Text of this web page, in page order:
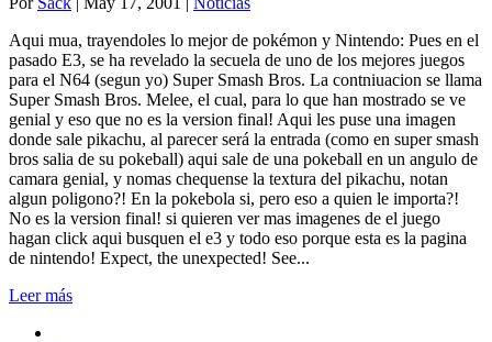
Aqui mua, trayendoles lo mejor de pokémon y Nintendo: Pues en el
pasado E3, se ha revelado la secuela de uno de los mejores juegos
para el N64 (segun yo) Super Smash Bros. La contniuacion se llama
Super Smash Bros. Melee, el cual, para lo que han mostrado se ve
genial y eso que no es la version final! Aqui les puse una imagen
donde sale pikachu, al parecer será la entrada (como en super smash
bros salia de su pokeball) aqui sale de una pokeball en un angulo de
camara genial, y nomas chequense la textura del pikachu, notan
algun poligono?! En la pokebola si, pero eso a quien le importa?!
No es la version final! si quieren ver mas imagenes de el juego
hagan click aqui busquen el e3 y todo eso porque esta es la pagina
de nintendo! Expect, the unexpected! See...
Leer más